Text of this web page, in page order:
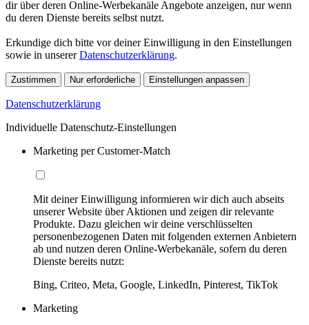
dir über deren Online-Werbekanäle Angebote anzeigen, nur wenn
du deren Dienste bereits selbst nutzt.
Erkundige dich bitte vor deiner Einwilligung in den Einstellungen
sowie in unsererDatenschutzerklärung.
Zustimmen Nur erforderliche Einstellungen anpassen
Datenschutzerklärung
Individuelle Datenschutz-Einstellungen
Marketing per Customer-Match
Mit deiner Einwilligung informieren wir dich auch abseits
unserer Website über Aktionen und zeigen dir relevante
Produkte. Dazu gleichen wir deine verschlüsselten
personenbezogenen Daten mit folgenden externen Anbietern
ab und nutzen deren Online-Werbekanäle, sofern du deren
Dienste bereits nutzt:
Bing, Criteo, Meta, Google, LinkedIn, Pinterest, TikTok
Marketing